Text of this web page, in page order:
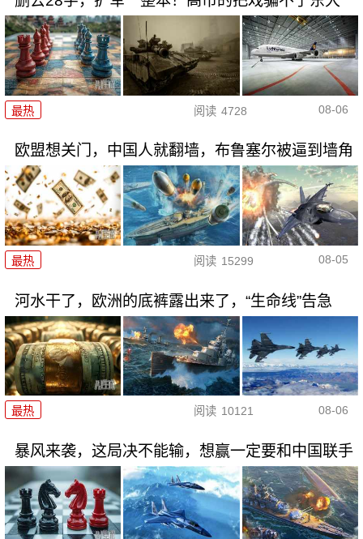
最热 阅读 4728 08-06
欧盟想关门，中国人就翻墙，布鲁塞尔被逼到墙角
最热 阅读 15299 08-05
河水干了，欧洲的底裤露出来了，“生命线”告急
最热 阅读 10121 08-06
暴风来袭，这局决不能输，想赢一定要和中国联手